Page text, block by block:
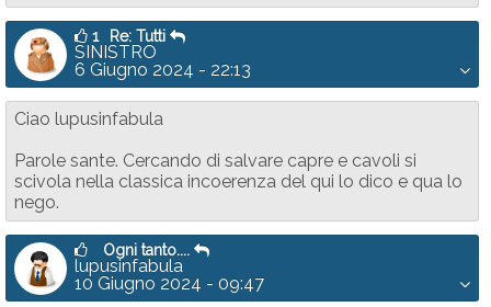
1 Re: Tutti
SINISTRO
6 Giugno 2024 - 22:13
Ciao lupusinfabula
Parole sante. Cercando di salvare capre e cavoli si
scivola nella classica incoerenza del qui lo dico e qua lo
nego.
Ogni tanto....
lupusinfabula
10 Giugno 2024 - 09:47